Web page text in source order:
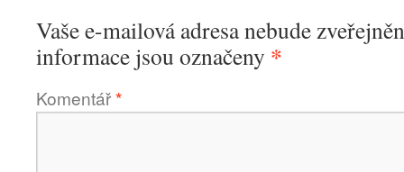
Vaše e-mailová adresa nebude
informace jsou označeny *
Komentář*